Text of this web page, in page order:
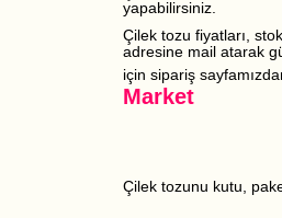
yapabilirsiniz.
Çilek tozu fiyatları,
adresine mail atarak
için sipariş
Market
Çilek tozunu kutu,